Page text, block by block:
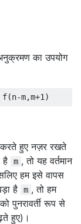
का उपयोग
f(n-m,m+1 )
करते हुए नज़र रखते
है m , तो यह वर्तमान
हम इसे वापस
है
m , तो हम
पुनरावर्ती रूप से
हुए)।